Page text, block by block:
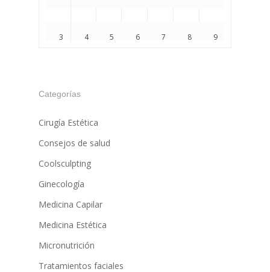
3 4 5 6 7 8 9
10 11
24 25
31 1 2
Categorías
Cirugía Estética
Consejos de salud
Coolsculpting
Ginecología
Medicina Capilar
Medicina Estética
Micronutrición
Tratamientos faciales